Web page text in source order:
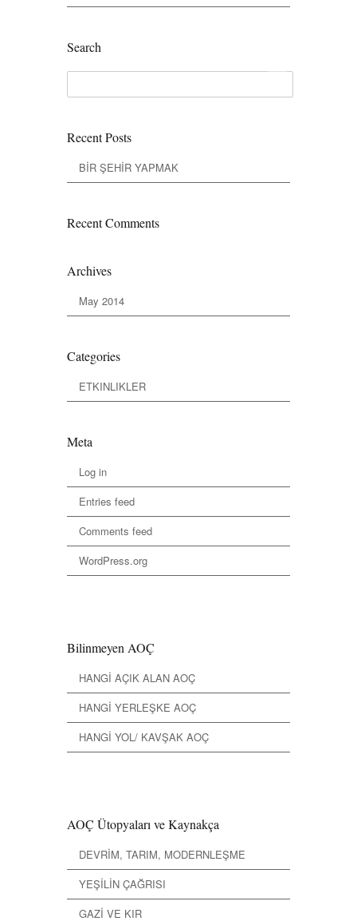
Search
Recent Posts
BİR ŞEHİR YAPMAK
Recent Comments
Archives
May 2014
Categories
ETKINLIKLER
Meta
Log in
Entries feed
Comments feed
WordPress.org
Bilinmeyen AOÇ
HANGİ AÇIK ALAN AOÇ
HANGİ YERLEŞKE AOÇ
HANGİ YOL/ KAVŞAK AOÇ
AOÇ Ütopyaları ve Kaynakça
DEVRİM, TARIM, MODERNLEŞME
YEŞİLİN ÇAĞRISI
GAZİ VE KIR